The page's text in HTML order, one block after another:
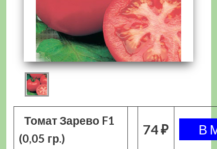
Томат Зарево F1
(0,05 гр.)
74 ₽